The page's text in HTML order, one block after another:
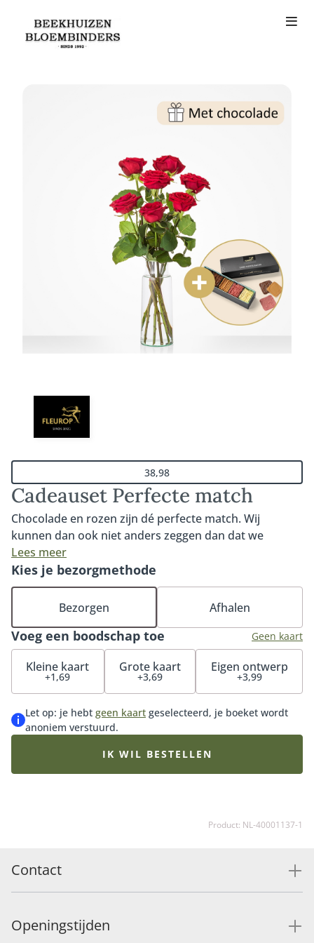
Cadeauset Perfecte match
Chocolade en rozen zijn dé perfecte match. Wij
kunnen dan ook niet anders zeggen dan dat we
verliefd zijn op deze combinatie van 7 rode rozen met
onze heerlijke chocolade. Het ultieme cadeau om een
geliefde of dierbare mee te verrassen. Wist je dat je
met 7 rozen laat weten dat je gek op iemand bent en
dat je graag voor altijd samen wilt blijven? Zeg het met
bloemen en bestel nu deze Perfecte match cadeauset.
Lees meer
38,98
Voeg een boodschap toe Geen kaart
Kleine kaart
+1,69
Grote kaart
+3,69
Eigen ontwerp
+3,99
Let op: je hebt geen kaart geselecteerd, je boeket wordt
anoniem verstuurd.
Kies je bezorgmethode
Bezorgen Afhalen
IK WIL BESTELLEN
Product: NL-40001137-1
Contact
Openingstijden